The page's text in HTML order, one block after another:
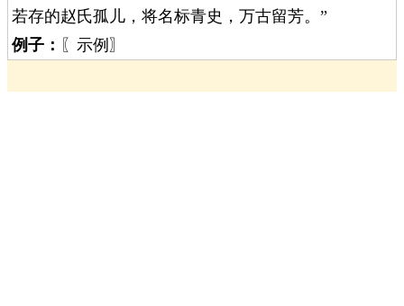
若存的赵氏孤儿，将名标青史，万古留芳。”
例子： 〖示例〗